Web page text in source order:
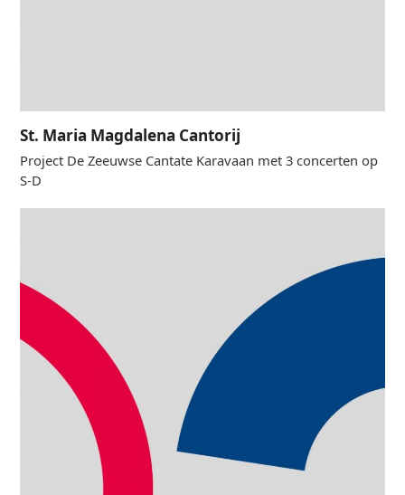
St. Maria Magdalena Cantorij
Project De Zeeuwse Cantate Karavaan met 3 concerten op
S-D